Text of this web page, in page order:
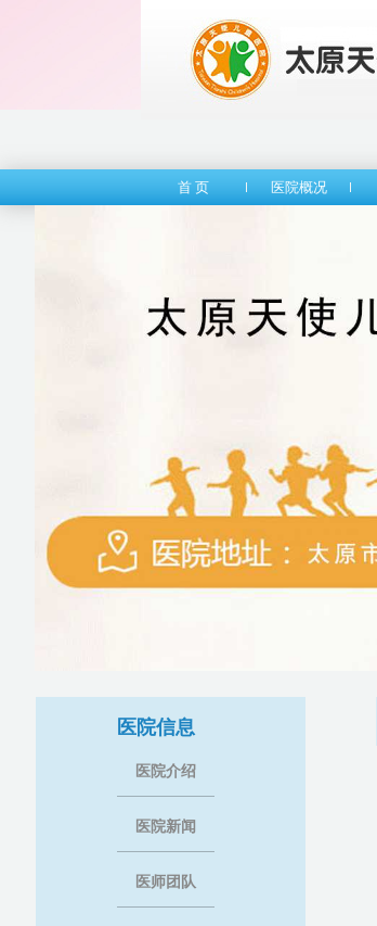
首 页 医院概况
医院信息
医院介绍
医院新闻
医师团队